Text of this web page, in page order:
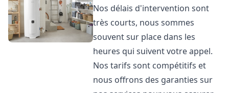
Nos délais d'intervention sont
très courts, nous sommes
souvent sur place dans les
heures qui suivent votre appel.
Nos tarifs sont compétitifs et
nous offrons des garanties sur